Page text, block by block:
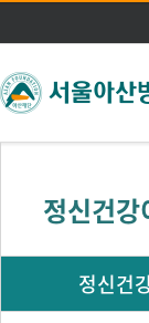
정신건강
정신건